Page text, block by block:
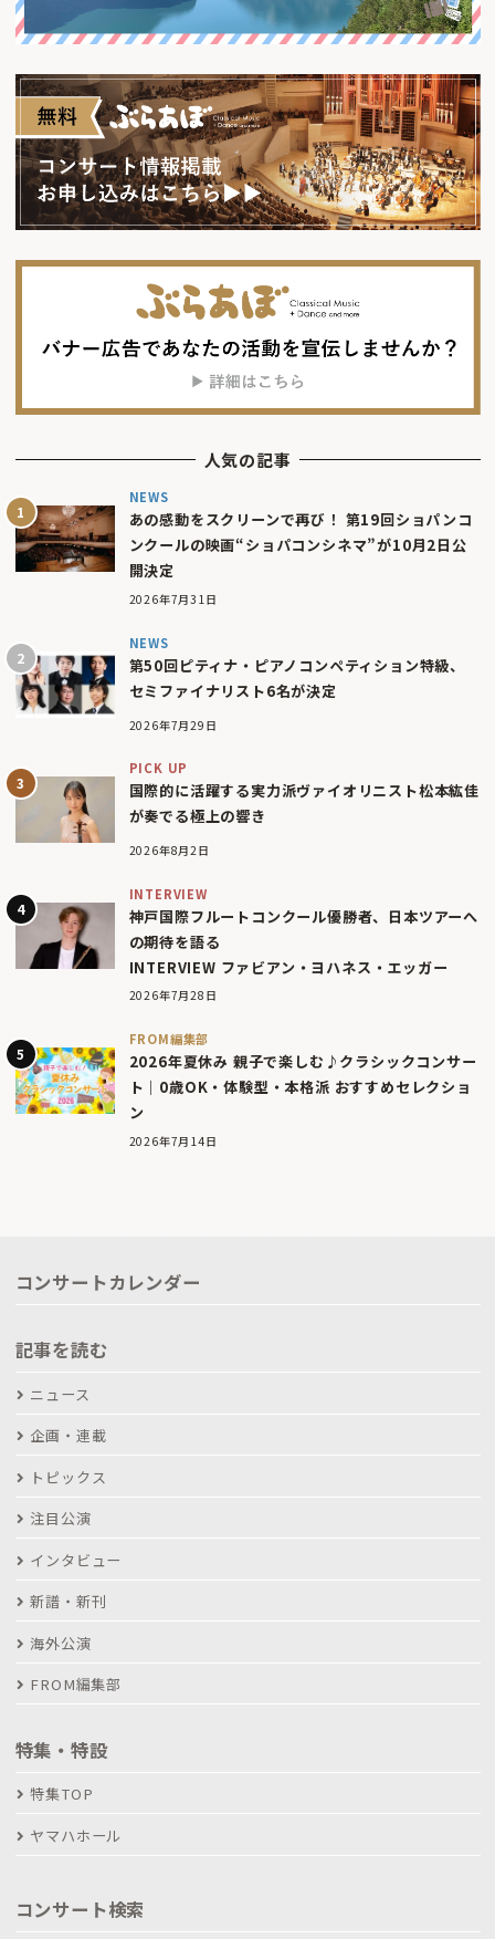
人気の記事
NEWS
あの感動をスクリーンで再び！ 第19回ショパンコ
ンクールの映画“ショパコンシネマ”が10月2日公
開決定
2026年7月31日
NEWS
第50回ピティナ・ピアノコンペティション特級、
セミファイナリスト6名が決定
2026年7月29日
PICK UP
国際的に活躍する実力派ヴァイオリニスト松本紘佳
が奏でる極上の響き
2026年8月2日
INTERVIEW
神戸国際フルートコンクール優勝者、日本ツアーへ
の期待を語る
INTERVIEW ファビアン・ヨハネス・エッガー
2026年7月28日
FROM編集部
2026年夏休み 親子で楽しむ♪クラシックコンサー
ト｜0歳OK・体験型・本格派 おすすめセレクショ
ン
2026年7月14日
コンサートカレンダー
記事を読む
ニュース
企画・連載
トピックス
注目公演
インタビュー
新譜・新刊
海外公演
FROM編集部
特集・特設
特集TOP
ヤマハホール
コンサート検索